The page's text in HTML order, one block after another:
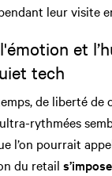
leur visite
et
tech
de liberté de
rythmées
l’on pourrait
du retail